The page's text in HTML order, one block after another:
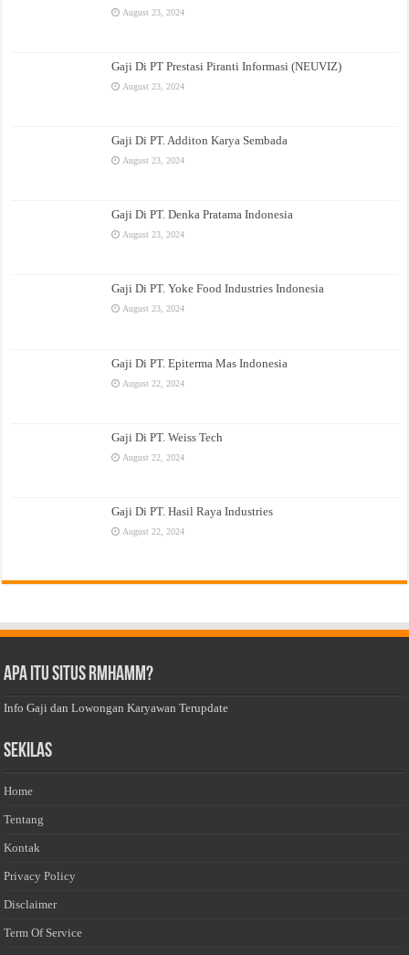
August 23, 2024
Gaji Di PT Prestasi Piranti Informasi (NEUVIZ)
August 23, 2024
Gaji Di PT. Additon Karya Sembada
August 23, 2024
Gaji Di PT. Denka Pratama Indonesia
August 23, 2024
Gaji Di PT. Yoke Food Industries Indonesia
August 23, 2024
Gaji Di PT. Epiterma Mas Indonesia
August 22, 2024
Gaji Di PT. Weiss Tech
August 22, 2024
Gaji Di PT. Hasil Raya Industries
August 22, 2024
Apa Itu Situs Rmhamm?
Info Gaji dan Lowongan Karyawan Terupdate
Sekilas
Home
Tentang
Kontak
Privacy Policy
Disclaimer
Term Of Service